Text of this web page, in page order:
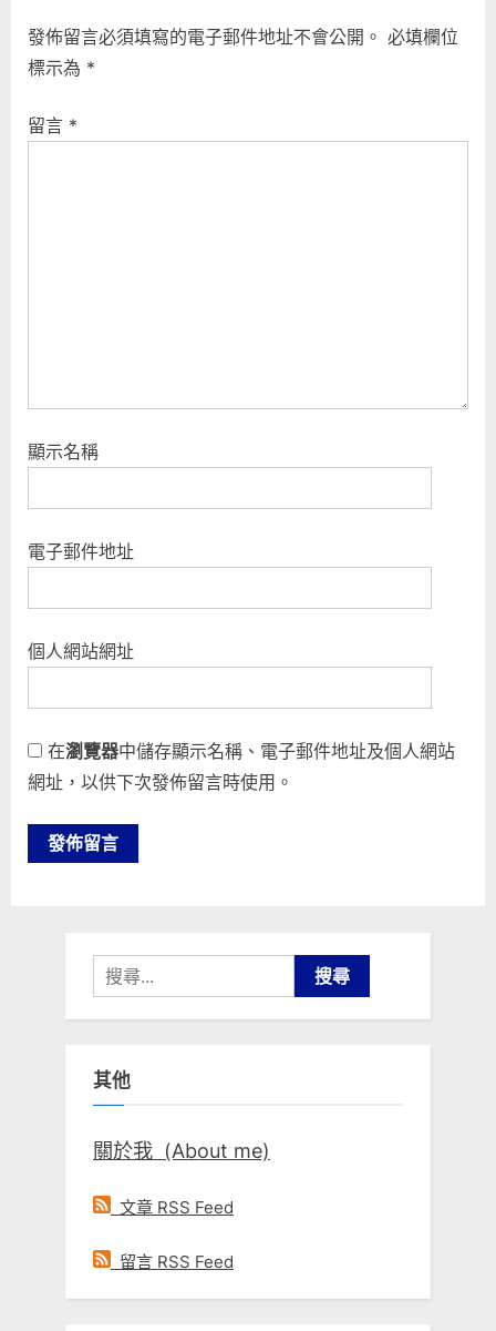
發佈留言必須填寫的電子郵件地址不會公開。 必填欄位
標示為 *
留言 *
顯示名稱
電子郵件地址
個人網站網址
在瀏覽器中儲存顯示名稱、電子郵件地址及個人網站
網址，以供下次發佈留言時使用。
搜
尋
關
字:
其他
關於我 (About me)
文章 RSS Feed
留言 RSS Feed